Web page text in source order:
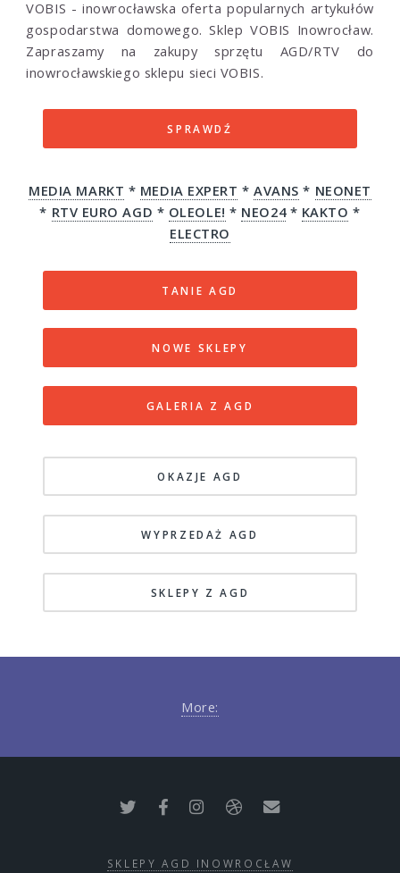
VOBIS - inowrocławska oferta popularnych artykułów
gospodarstwa domowego. Sklep VOBIS Inowrocław.
Zapraszamy na zakupy sprzętu AGD/RTV do
inowrocławskiego sklepu sieci VOBIS.
SPRAWDŹ
MEDIA MARKT * MEDIA EXPERT *AVANS * NEONET
* RTV EURO AGD * OLEOLE! * NEO24* KAKTO *
ELECTRO
TANIE AGD
NOWE SKLEPY
GALERIA Z AGD
OKAZJE AGD
WYPRZEDAŻ AGD
SKLEPY Z AGD
More:
SKLEPY AGD INOWROCŁAW